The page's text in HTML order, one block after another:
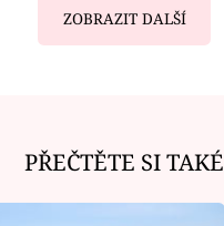
ZOBRAZIT DALŠÍ
PŘEČTĚTE SI TAKÉ